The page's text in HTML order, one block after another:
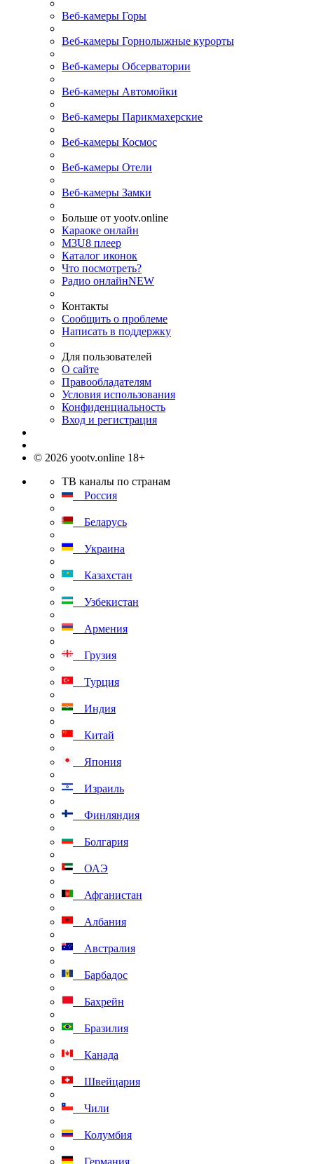
Веб-камеры Горы
Веб-камеры Горнолыжные курорты
Веб-камеры Обсерватории
Веб-камеры Автомойки
Веб-камеры Парикмахерские
Веб-камеры Космос
Веб-камеры Отели
Веб-камеры Замки
Больше от yootv.online
Караоке онлайн
M3U8 плеер
Каталог иконок
Что посмотреть?
Радио онлайнNEW
Контакты
Сообщить о проблеме
Написать в поддержку
Для пользователей
О сайте
Правообладателям
Условия использования
Конфиденциальность
Вход и регистрация
© 2026 yootv.online 18+
ТВ каналы по странам
Россия
Беларусь
Украина
Казахстан
Узбекистан
Армения
Грузия
Турция
Индия
Китай
Япония
Израиль
Финляндия
Болгария
ОАЭ
Афганистан
Албания
Австралия
Барбадос
Бахрейн
Бразилия
Канада
Швейцария
Чили
Колумбия
Германия